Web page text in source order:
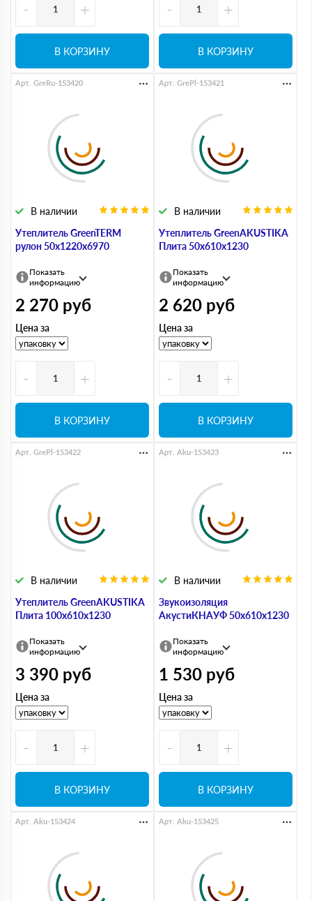
- +
В КОРЗИНУ
- +
В КОРЗИНУ
Утеплитель GreenTERM
рулон 50х1220х6970
В наличии
Арт. GreRu-153420
Показать
информацию
2 270 руб
Цена за
- +
В КОРЗИНУ
Утеплитель GreenAKUSTIKA
Плита 50х610х1230
В наличии
Арт. GrePl-153421
Показать
информацию
2 620 руб
Цена за
- +
В КОРЗИНУ
Утеплитель GreenAKUSTIKA
Плита 100х610х1230
В наличии
Арт. GrePl-153422
Показать
информацию
3 390 руб
Цена за
- +
В КОРЗИНУ
Звукоизоляция
АкустиКНАУФ 50х610х1230
В наличии
Арт. Aku-153423
Показать
информацию
1 530 руб
Цена за
- +
В КОРЗИНУ
Арт. Aku-153424 Арт. Aku-153425